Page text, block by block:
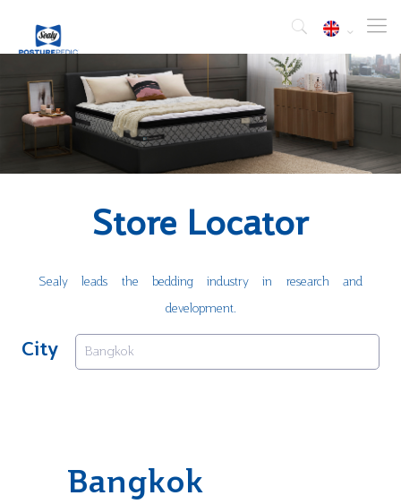
Store Locator
Sealy leads the bedding industry in research and
development.
City
Bangkok